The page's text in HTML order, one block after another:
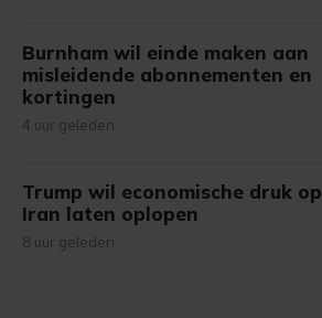
Burnham wil einde maken aan
misleidende abonnementen en
kortingen
4 uur geleden
Trump wil economische druk op
Iran laten oplopen
8 uur geleden